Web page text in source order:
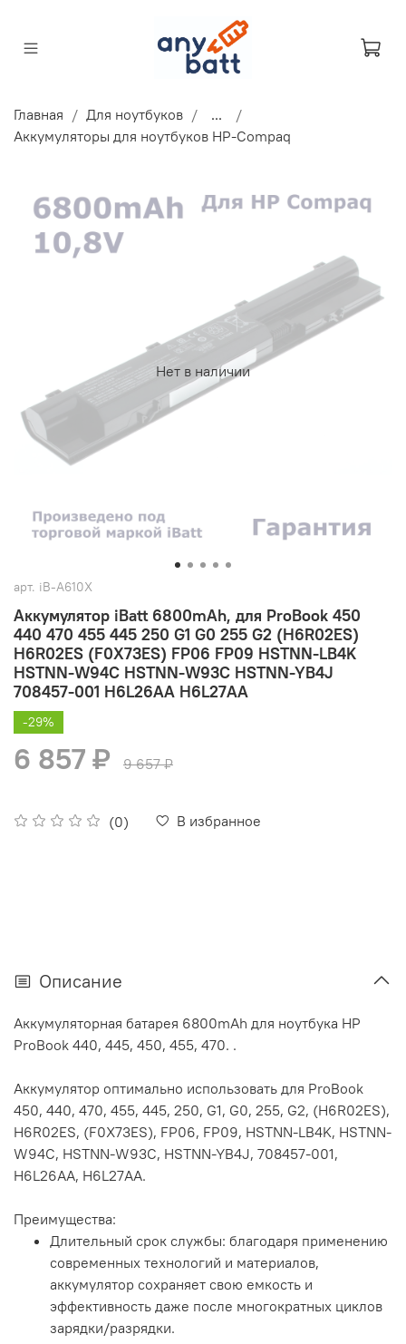
Главная Для ноутбуков
...
Аккумуляторы для ноутбуков HP-Compaq
Нет в наличии
арт. iB-A610X
Аккумулятор iBatt 6800mAh, для ProBook 450
440 470 455 445 250 G1 G0 255 G2 (H6R02ES)
H6R02ES (F0X73ES) FP06 FP09 HSTNN-LB4K
HSTNN-W94C HSTNN-W93C HSTNN-YB4J
708457-001 H6L26AA H6L27AA
(0) В избранное
-29%
6 857 ₽ 9 657 ₽
Описание
Аккумуляторная батарея 6800mAh для ноутбука HP
ProBook 440, 445, 450, 455, 470. .
Аккумулятор оптимально использовать для ProBook
450, 440, 470, 455, 445, 250, G1, G0, 255, G2, (H6R02ES),
H6R02ES, (F0X73ES), FP06, FP09, HSTNN-LB4K, HSTNN-
W94C, HSTNN-W93C, HSTNN-YB4J, 708457-001,
H6L26AA, H6L27AA.
Преимущества:
Длительный срок службы: благодаря применению
современных технологий и материалов,
аккумулятор сохраняет свою емкость и
эффективность даже после многократных циклов
зарядки/разрядки.